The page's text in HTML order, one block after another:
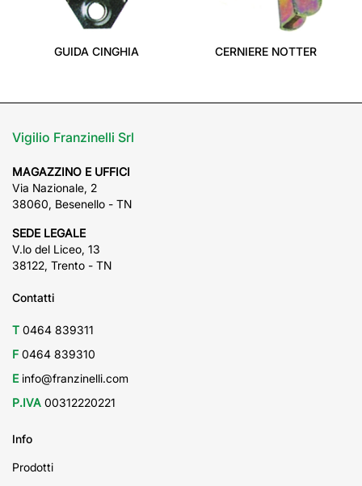
GUIDA CINGHIA CERNIERE NOTTER
Vigilio Franzinelli Srl
MAGAZZINO E UFFICI
Via Nazionale, 2
38060, Besenello - TN
SEDE LEGALE
V.lo del Liceo, 13
38122, Trento - TN
Contatti
T 0464 839311
F 0464 839310
E info@franzinelli.com
P.IVA 00312220221
Info
Prodotti